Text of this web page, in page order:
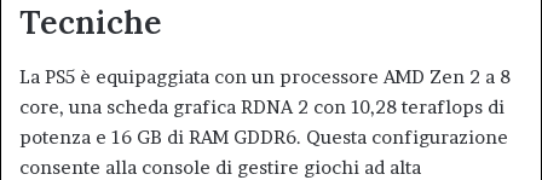
Tecniche
La PS5 è equipaggiata con un processore AMD Zen 2 a 8
core, una scheda grafica RDNA 2 con 10,28 teraflops di
potenza e 16 GB di RAM GDDR6. Questa configurazione
consente alla console di gestire giochi ad alta